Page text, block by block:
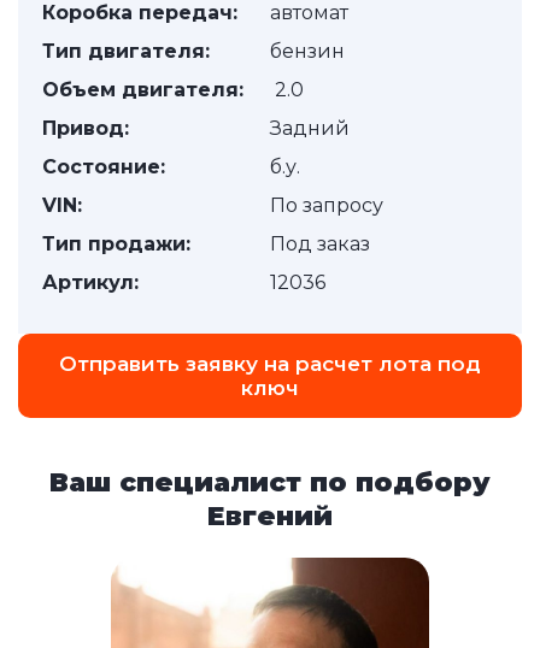
Коробка передач:
автомат
Тип двигателя:
бензин
Объем двигателя:
2.0
Привод:
Задний
Состояние:
б.у.
VIN:
По запросу
Тип продажи:
Под заказ
Артикул:
12036
Отправить заявку на расчет лота под
ключ
Ваш специалист по подбору
Евгений